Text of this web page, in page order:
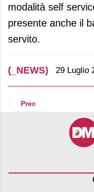
modalità self
presente anche il
servito.
(_NEWS) 29 Luglio
Articolo precedente:
Prec